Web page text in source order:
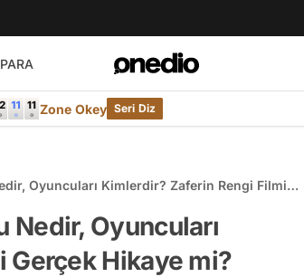
PARA
Zone Okey Seri Diz
Oyuncuları Kimlerdir? Zaferin Rengi Filmi
Nedir, Oyuncuları
Gerçek Hikaye mi?